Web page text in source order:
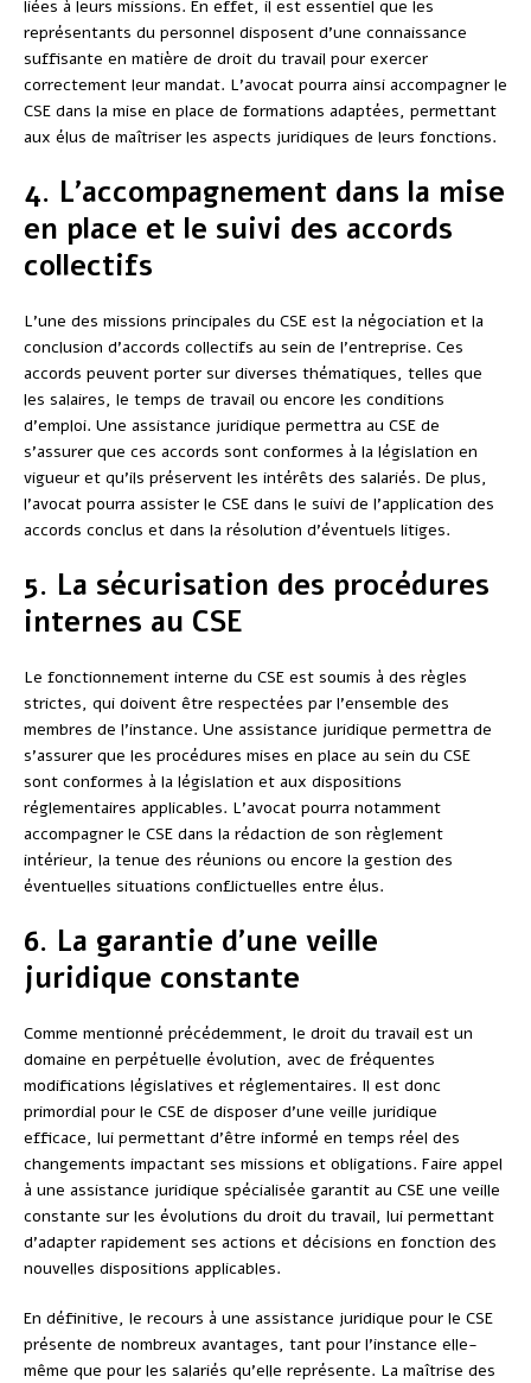
liées à leurs missions. En effet, il est essentiel que les
représentants du personnel disposent d’une connaissance
suffisante en matière de droit du travail pour exercer
correctement leur mandat. L’avocat pourra ainsi accompagner le
CSE dans la mise en place de formations adaptées, permettant
aux élus de maîtriser les aspects juridiques de leurs fonctions.
4. L’accompagnement dans la mise
en place et le suivi des accords
collectifs
L’une des missions principales du CSE est la négociation et la
conclusion d’accords collectifs au sein de l’entreprise. Ces
accords peuvent porter sur diverses thématiques, telles que
les salaires, le temps de travail ou encore les conditions
d’emploi. Une assistance juridique permettra au CSE de
s’assurer que ces accords sont conformes à la législation en
vigueur et qu’ils préservent les intérêts des salariés. De plus,
l’avocat pourra assister le CSE dans le suivi de l’application des
accords conclus et dans la résolution d’éventuels litiges.
5. La sécurisation des procédures
internes au CSE
Le fonctionnement interne du CSE est soumis à des règles
strictes, qui doivent être respectées par l’ensemble des
membres de l’instance. Une assistance juridique permettra de
s’assurer que les procédures mises en place au sein du CSE
sont conformes à la législation et aux dispositions
réglementaires applicables. L’avocat pourra notamment
accompagner le CSE dans la rédaction de son règlement
intérieur, la tenue des réunions ou encore la gestion des
éventuelles situations conflictuelles entre élus.
6. La garantie d’une veille
juridique constante
Comme mentionné précédemment, le droit du travail est un
domaine en perpétuelle évolution, avec de fréquentes
modifications législatives et réglementaires. Il est donc
primordial pour le CSE de disposer d’une veille juridique
efficace, lui permettant d’être informé en temps réel des
changements impactant ses missions et obligations. Faire appel
à une assistance juridique spécialisée garantit au CSE une veille
constante sur les évolutions du droit du travail, lui permettant
d’adapter rapidement ses actions et décisions en fonction des
nouvelles dispositions applicables.
En définitive, le recours à une assistance juridique pour le CSE
présente de nombreux avantages, tant pour l’instance elle-
même que pour les salariés qu’elle représente. La maîtrise des